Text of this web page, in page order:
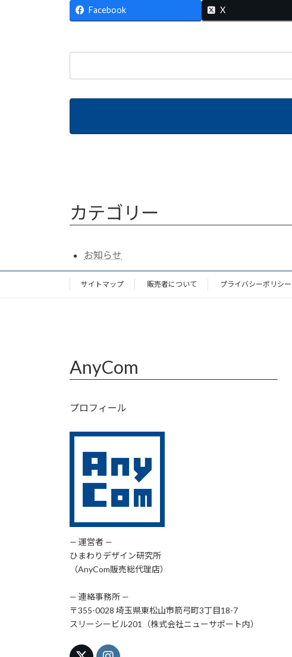
Facebook X
カテゴリー
お知らせ
サイトマップ 販売者について プライバシーポリシー
AnyCom
プロフィール
— 運営者 —
ひまわりデザイン研究所
（AnyCom販売総代理店）
— 連絡事務所 —
〒355-0028 埼玉県東松山市箭弓町3丁目18-7
スリーシービル201（株式会社ニューサポート内）